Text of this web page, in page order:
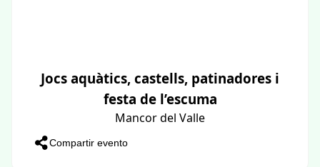
Jocs aquàtics, castells, patinadores i
festa de l’escuma
Mancor del Valle
Compartir evento